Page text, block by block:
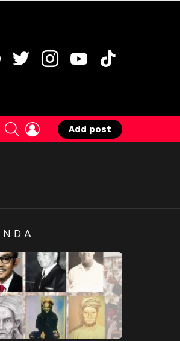
SWITCHSEARCHLOGIN
Add post